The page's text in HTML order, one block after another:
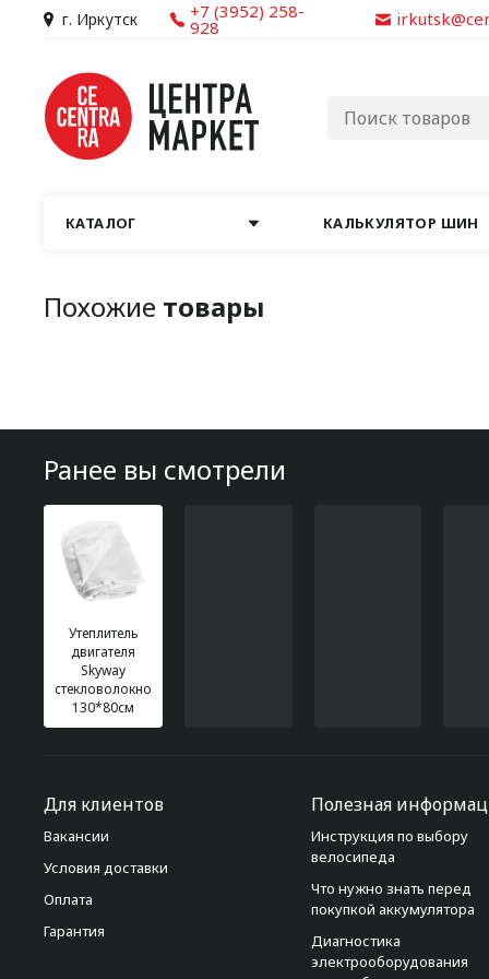
г. Иркутск +7 (3952) 258-
928
КАТАЛОГ КАЛЬКУЛЯТОР ШИН
Похожие товары
Ранее вы смотрели
Утеплитель
двигателя
Skyway
стекловолокно
130*80см
Для клиентов
Вакансии
Условия доставки
Оплата
Гарантия
Полезная
Инструкция по выбору
велосипеда
Что нужно знать перед
покупкой аккумулятора
Диагностика
электрооборудования